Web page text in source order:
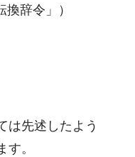
辞令」）
は先述したよう
。